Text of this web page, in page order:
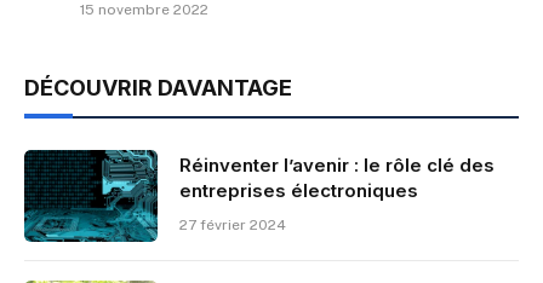
15 novembre 2022
DÉCOUVRIR DAVANTAGE
Réinventer l’avenir : le rôle clé des
entreprises électroniques
27 février 2024